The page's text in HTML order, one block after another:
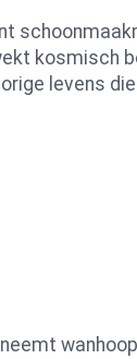
kosmisch
levens die